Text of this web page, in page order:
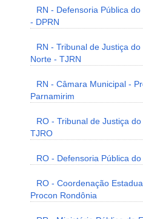
RN - Defensoria Pública
- DPRN
RN - Tribunal de Justiça
Norte - TJRN
RN - Câmara Municipal -
Parnamirim
RO - Tribunal de Justiça
TJRO
RO - Defensoria Pública
RO - Coordenação
Procon Rondônia